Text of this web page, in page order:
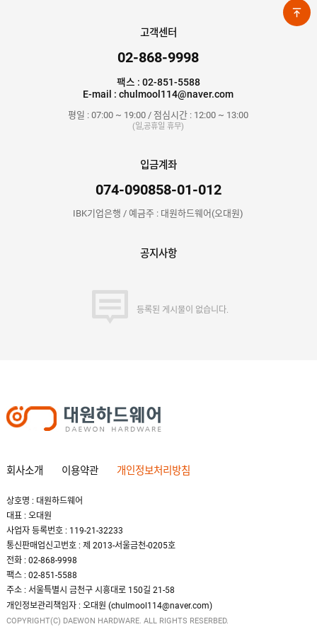
고객센터
02-868-9998
팩스 : 02-851-5588
E-mail : chulmool114@naver.com
평일 : 07:00 ~ 19:00 / 점심시간 : 12:00 ~ 13:00
(일,공휴일 휴무)
입금계좌
074-090858-01-012
IBK기업은행 / 예금주 : 대원하드웨어(오대원)
공지사항
등록된 게시물이 없습니다.
회사소개 이용약관 개인정보처리방침
상호명 : 대원하드웨어
대표 : 오대원
사업자 등록번호 : 119-21-32233
통신판매업신고번호 : 제 2013-서울금천-0205호
전화 : 02-868-9998
팩스 : 02-851-5588
주소 : 서울특별시 금천구 시흥대로 150길 21-58
개인정보관리책임자 : 오대원 (chulmool114@naver.com)
COPYRIGHT(C) DAEWON HARDWARE. ALL RIGHTS RESERBED.